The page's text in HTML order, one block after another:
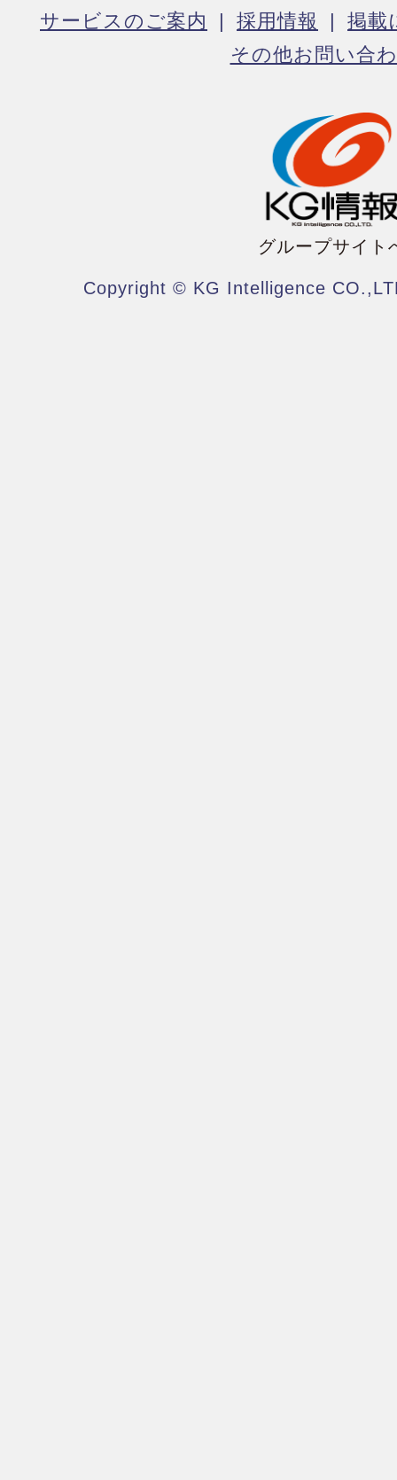
サービスのご案内
採用情報
掲載
その他お問い合
グループサイト
Copyright © KG Intelligence